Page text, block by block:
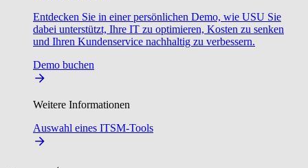
Entdecken Sie in einer persönlichen Demo, wie USU Sie
dabei unterstützt, Ihre IT zu optimieren, Kosten zu senken
und Ihren Kundenservice nachhaltig zu verbessern.
Demo buchen
Weitere Informationen
Auswahl eines ITSM-Tools